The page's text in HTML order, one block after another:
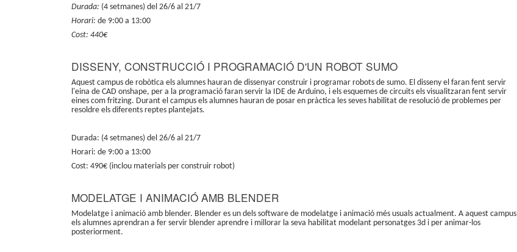
Durada: (4 setmanes) del 26/6 al 21/7
Horari: de 9:00 a 13:00
Cost: 440€
DISSENY, CONSTRUCCIÓ I PROGRAMACIÓ D'UN ROBOT SUMO
Aquest campus de robòtica els alumnes hauran de dissenyar construir i programar robots de sumo. El disseny el faran fent servir
l'eina de CAD onshape, per a la programació faran servir la IDE de Arduino, i els esquemes de circuits els visualitzaran fent servir
eines com fritzing. Durant el campus els alumnes hauran de posar en pràctica les seves habilitat de resolució de problemes per
resoldre els diferents reptes plantejats.
Durada: (4 setmanes) del 26/6 al 21/7
Horari: de 9:00 a 13:00
Cost: 490€ (inclou materials per construir robot)
MODELATGE I ANIMACIÓ AMB BLENDER
Modelatge i animació amb blender. Blender es un dels software de modelatge i animació més usuals actualment. A aquest campus
els alumnes aprendran a fer servir blender aprendre i millorar la seva habilitat modelant personatges 3d i per animar-los
posteriorment.